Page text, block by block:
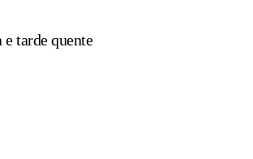
tarde quente